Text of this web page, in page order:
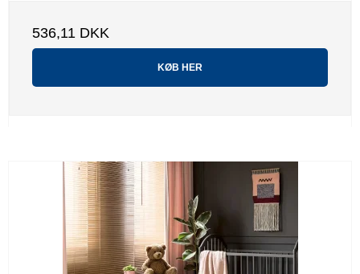
536,11 DKK
KØB HER